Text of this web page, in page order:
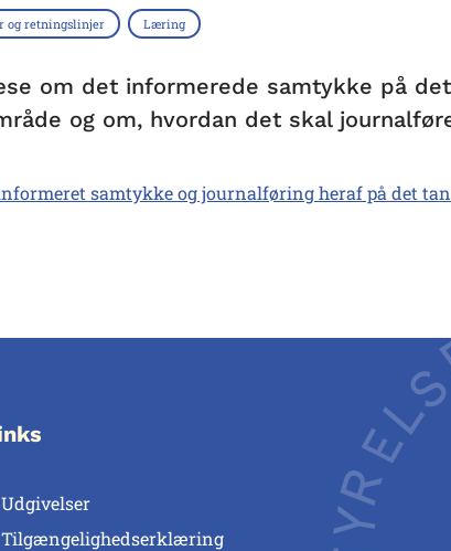
og retningslinjer Læring
om det informerede samtykke på det
og om, hvordan det skal
samtykke og journalføring heraf på det
Udgivelser
Tilgængelighedserklæring